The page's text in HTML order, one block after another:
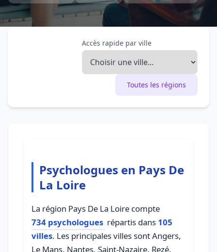
Accès rapide par ville
Toutes les régions
Psychologues en Pays De
La Loire
La région Pays De La Loire compte
734 psychologues répartis dans 105
villes. Les principales villes sont Angers,
Le Mans, Nantes, Saint-Nazaire, Rezé.